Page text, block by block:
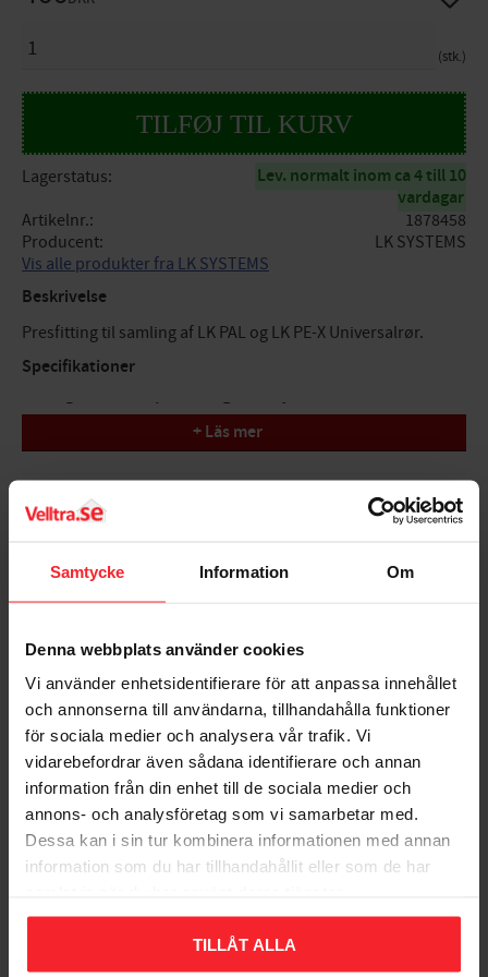
Samtycke Information Om
Denna webbplats använder cookies
Vi använder enhetsidentifierare för att anpassa innehållet
och annonserna till användarna, tillhandahålla funktioner
för sociala medier och analysera vår trafik. Vi
vidarebefordrar även sådana identifierare och annan
information från din enhet till de sociala medier och
annons- och analysföretag som vi samarbetar med.
Dessa kan i sin tur kombinera informationen med annan
information som du har tillhandahållit eller som de har
TILLÅT ALLA
stk.
Lagerstatus
Lev. normalt inom ca 4 till 10
vardagar
Artikelnr.
1878458
Producent
LK SYSTEMS
Vis alle produkter fra LK SYSTEMS
Beskrivelse
Presfitting til samling af LK PAL og LK PE-X Universalrør.
Specifikationer
Dimension: A50mm x R50 x 90°
Tryk/Flow/Temp: PN10, maks. temp. +70°C (+95°C)
Funktion: pressamling tappevand/varme/køling
Design: muffe x udvendig gevind
Farve: nikkel
Materiale: AZH messing
Anden info: med lækageindikation upresset
Materialetilslutning 1: Messing
messing (DZR)
Overfladebeskyttelse tilslutning 1: Ubehandlet
Overfladebehandling tilslutning 1: Ubehandlet
Materialetilslutning 2: Messing
Materialekvalitet tilslutning 2: Afzinkningsbestandig
messing (DZR)
Overfladebeskyttelse tilslutning 2: Ubehandlet
Overfladebehandling tilslutning 2: Ubehandlet
Form: Bøjning
Model/Design: 1-delt
Reduktion: Nej
+ Läs mer
Bedømmelser
Bliv den første, der giver en bedømmelse.